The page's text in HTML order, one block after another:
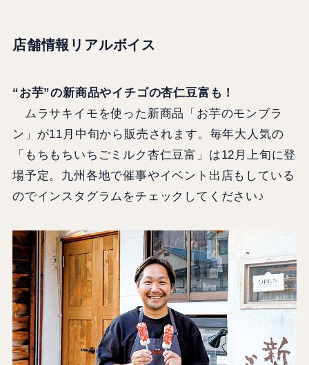
店舗情報リアルボイス
“お芋”の新商品やイチゴの杏仁豆富も！
ムラサキイモを使った新商品「お芋のモンブラ
ン」が11月中旬から販売されます。毎年大人気の
「もちもちいちごミルク杏仁豆富」は12月上旬に登
場予定。九州各地で催事やイベント出店もしている
のでインスタグラムをチェックしてください♪